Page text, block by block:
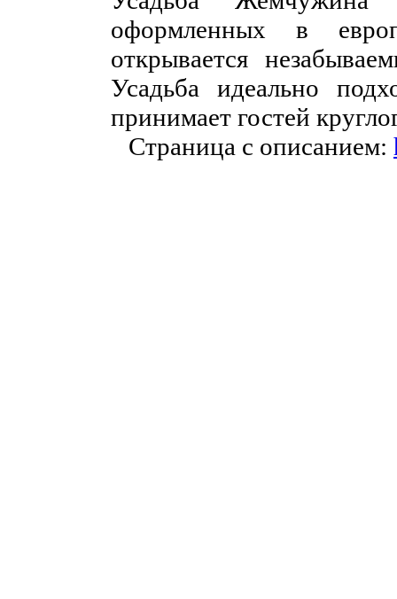
оформленных в
открывается
Усадьба идеально
принимает гостей
Страница с описанием: